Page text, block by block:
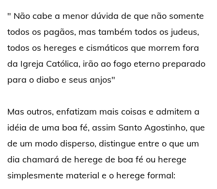
" Não cabe a menor dúvida de que não somente
todos os pagãos, mas também todos os judeus,
todos os hereges e cismáticos que morrem fora
da Igreja Católica, irão ao fogo eterno preparado
para o diabo e seus anjos"
Mas outros, enfatizam mais coisas e admitem a
idéia de uma boa fé, assim Santo Agostinho, que
de um modo disperso, distingue entre o que um
dia chamará de herege de boa fé ou herege
simplesmente material e o herege formal: